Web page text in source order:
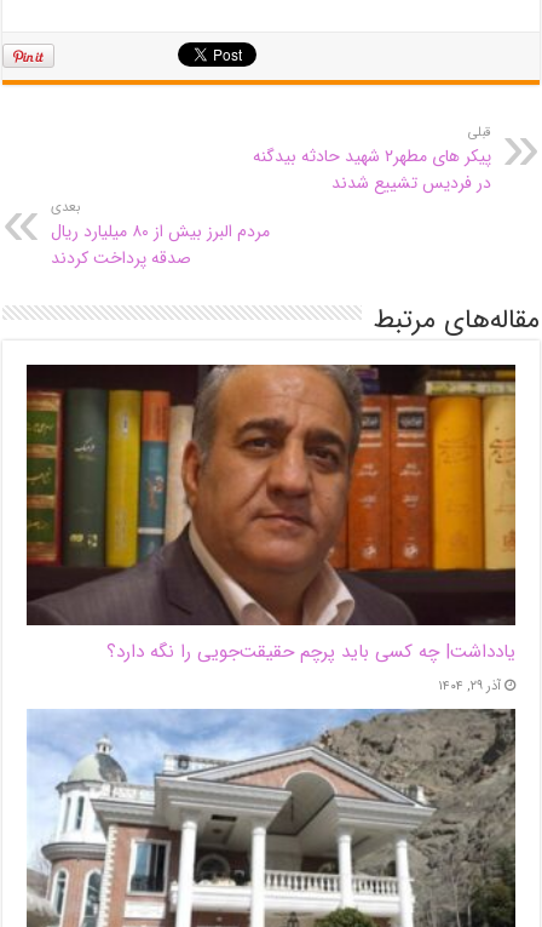
قبلی
پیکر های مطهر۲ شهید حادثه بیدگنه
در فردیس تشییع شدند
بعدی
مردم البرز بیش از ۸۰ میلیارد ریال
صدقه پرداخت کردند
مقاله‌های مرتبط
یادداشت| ‌چه کسی باید پرچم حقیقت‌جویی را نگه دارد؟
آذر ۲۹, ۱۴۰۴